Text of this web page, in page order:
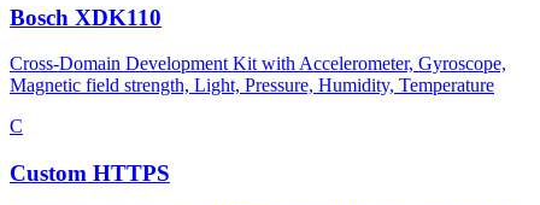
Bosch XDK110
Cross-Domain Development Kit with Accelerometer, Gyroscope,
Magnetic field strength, Light, Pressure, Humidity, Temperature
C
Custom HTTPS